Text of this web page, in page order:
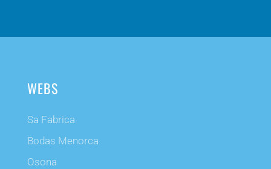
WEBS
Sa Fabrica
Bodas Menorca
Osona